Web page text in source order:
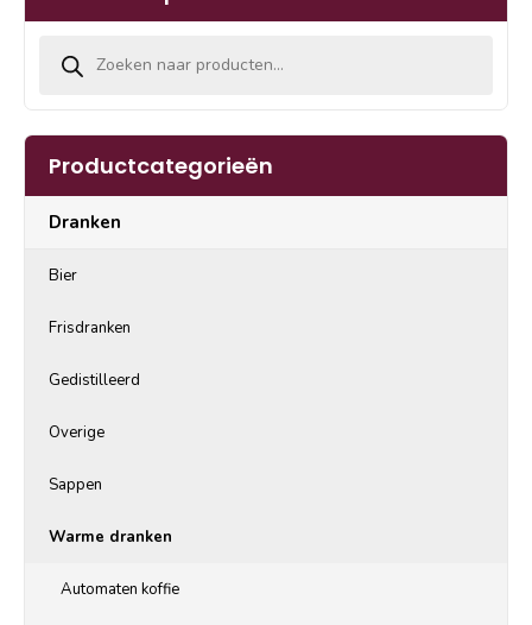
Productcategorieën
Dranken
Bier
Frisdranken
Gedistilleerd
Overige
Sappen
Warme dranken
Automaten koffie